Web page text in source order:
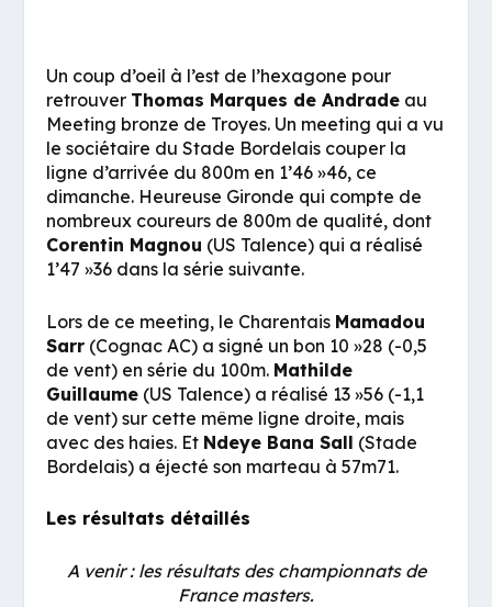
Un coup d’oeil à l’est de l’hexagone pour
retrouver Thomas Marques de Andrade au
Meeting bronze de Troyes. Un meeting qui a vu
le sociétaire du Stade Bordelais couper la
ligne d’arrivée du 800m en 1’46 »46, ce
dimanche. Heureuse Gironde qui compte de
nombreux coureurs de 800m de qualité, dont
Corentin Magnou (US Talence) qui a réalisé
1’47 »36 dans la série suivante.
Lors de ce meeting, le Charentais Mamadou
Sarr (Cognac AC) a signé un bon 10 »28 (-0,5
de vent) en série du 100m. Mathilde
Guillaume (US Talence) a réalisé 13 »56 (-1,1
de vent) sur cette même ligne droite, mais
avec des haies. Et Ndeye Bana Sall (Stade
Bordelais) a éjecté son marteau à 57m71.
Les résultats détaillés
A venir : les résultats des championnats de
France masters.